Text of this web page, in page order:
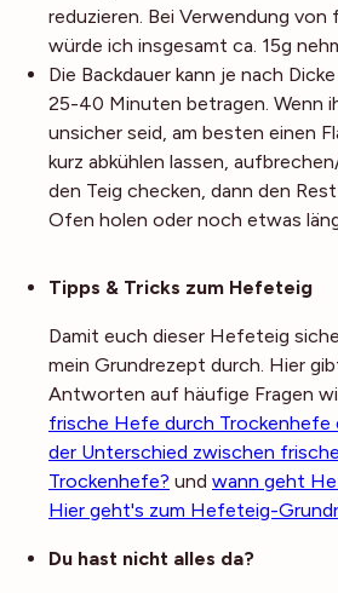
reduzieren. Bei Verwendung
würde ich insgesamt ca. 15g
Die Backdauer kann je nach
25-40 Minuten betragen. Wenn
unsicher seid, am besten einen
kurz abkühlen lassen,
den Teig checken, dann den
Ofen holen oder noch etwas
Tipps & Tricks zum Hefeteig
Damit euch dieser Hefeteig
mein Grundrezept durch. Hier
Antworten auf häufige Fragen
frische Hefe durch Trockenhefe
der Unterschied zwischen
Trockenhefe? und wann geht
Hier geht's zum Hefeteig-
Du hast nicht alles da?